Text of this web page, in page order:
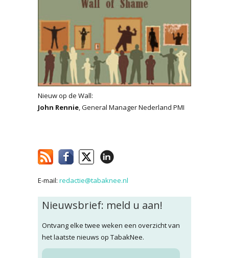
Nieuw op de Wall:
John Rennie, General Manager Nederland PMI
E-mail: redactie@tabaknee.nl
Nieuwsbrief: meld u aan!
Ontvang elke twee weken een overzicht van
het laatste nieuws op TabakNee.